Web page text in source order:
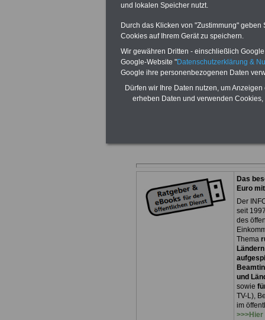
Beamtenrecht
Sie möchten
Das
Euro
Der
seit
des
Thema
Ländern
und
sowie
TV-L),
im
und lokalen Speicher nutzt.
Durch das Klicken von "Zustimmung"
Cookies auf Ihrem Gerät zu speichern.
Wir gewähren Dritten - einschließlich
Google-Website "Datenschutzerklärung &
Google ihre personenbezogenen Daten
Dürfen wir Ihre Daten nutzen, um
erheben Daten und verwenden